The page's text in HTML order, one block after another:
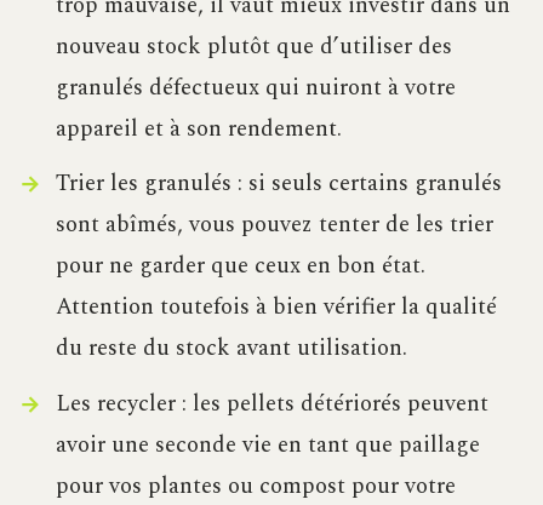
nouveau stock plutôt que d’utiliser des
granulés défectueux qui nuiront à votre
appareil et à son rendement.
Trier les granulés : si seuls certains granulés
sont abîmés, vous pouvez tenter de les trier
pour ne garder que ceux en bon état.
Attention toutefois à bien vérifier la qualité
du reste du stock avant utilisation.
Les recycler : les pellets détériorés peuvent
avoir une seconde vie en tant que paillage
pour vos plantes ou compost pour votre